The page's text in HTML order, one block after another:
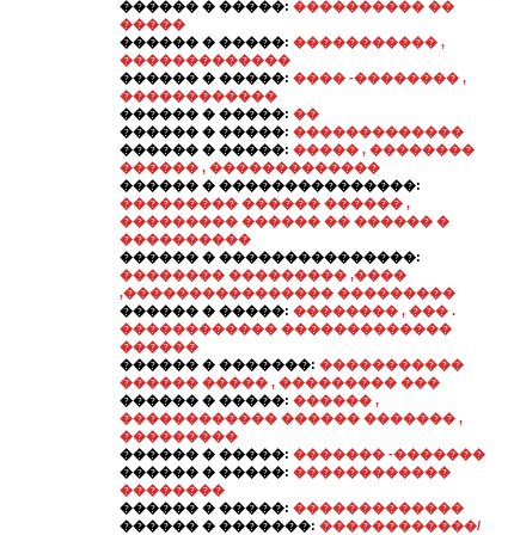
������ � �����: ���������� ��
�����
������ � �����: ����������� ,
�������������
������ � �����: ���� -�������� ,
������������
������ � �����: ��
������ � �����: �������������
������ � �����: ����� , ��������
������ , �������������
������ � ���������������:
��������� ������ ������ ,
��������� ������ �� ������ �
����������
������ � ���������������:
�������� ��������� ,����
,���������������� ���������
������ � �����: �������� , ��� .
������������ �������������
������
������ � �������: �����������
������ ����� , ��������� ���
������ � �����: ������ ,
������������ ������ ������� ,
���������
������ � �����: ������� -�������
������ � �����: ������������
��������
������ � �����: �������������
������ � �������: ������������/